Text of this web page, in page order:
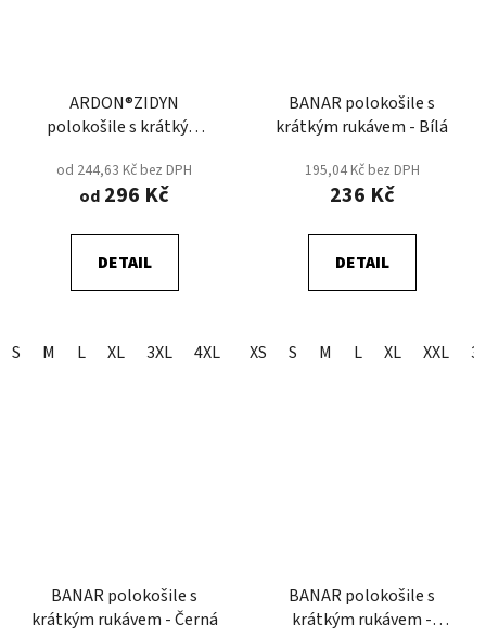
ARDON®ZIDYN
polokošile s krátkým
od 244,63 Kč bez DPH
od 296 Kč
DETAIL
S M L XL 3XL 4XL 5XL 2XL
BANAR polokošile s
krátkým rukávem - Bílá
195,04 Kč bez DPH
236 Kč
DETAIL
XS S M L XL XXL
BANAR polokošile s
krátkým rukávem - Černá
BANAR polokošile s
krátkým rukávem -